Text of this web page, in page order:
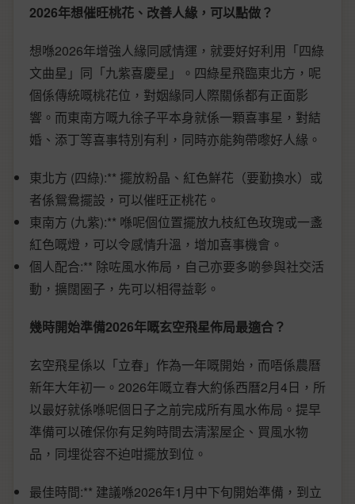
2026年想催旺桃花、改善人緣，可以點做？
想喺2026年增強人緣同感情運，就要好好利用「四綠
文曲星」同「九紫喜慶星」。四綠星飛臨東北方，呢
個係傳統嘅桃花位，對姻緣同人際關係都有正面影
響。而東南方嘅九徐子平本身就係一顆喜事星，對結
婚、添丁等喜事特別有利，同時亦能夠帶嚟好人緣。
東北方 (四綠):** 擺放粉晶、紅色鮮花（要勤換水）或
者係鴛鴦擺設，可以催旺正桃花。
東南方 (九紫):** 喺呢個位置擺放九枝紅色玫瑰或一盞
紅色嘅燈，可以令感情升溫，增加喜事機會。
個人配合:** 除咗風水佈局，自己亦要多啲參與社交活
動，擴闊圈子，先可以相得益彰。
幾時開始準備2026年嘅玄空飛星佈局最適合？
玄空飛星係以「立春」作為一年嘅開始，而唔係農曆
新年大年初一。2026年嘅立春大約係西曆2月4日，所
以最好就係喺呢個日子之前完成所有風水佈局。提早
準備可以確保你有足夠時間去清潔屋企、買風水物
品，同埋從容不迫咁擺放到位。
最佳時間:** 建議喺2026年1月中下旬開始準備，到立